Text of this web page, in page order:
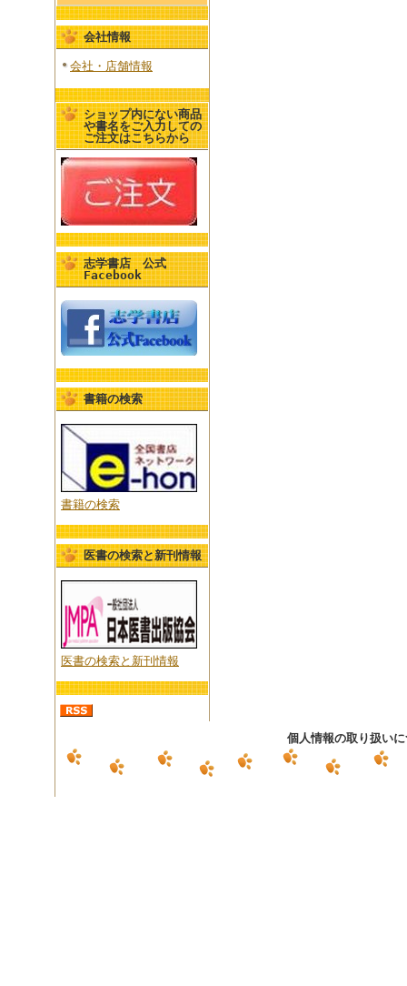
会社情報
会社・店舗情報
ショップ内にない商品
や書名をご入力しての
ご注文はこちらから
志学書店 公式
Facebook
書籍の検索
書籍の検索
医書の検索と新刊情報
医書の検索と新刊情報
個人情報の取り扱い